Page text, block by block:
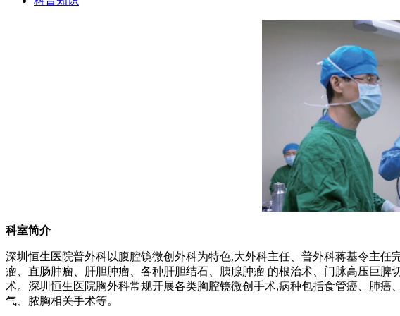
科室简介
深圳恒生医院普外科以腹腔镜微创外科为特色,大外科主任、普外科蒋基令主
瘤、直肠肿瘤、肝胆肿瘤、各种肝胆结石、胰腺肿瘤 的根治术、门脉高压巨
术。深圳恒生医院胸外科常规开展各类胸腔镜微创手术,病种包括食管癌、肺
气、脓胸相关手术等。